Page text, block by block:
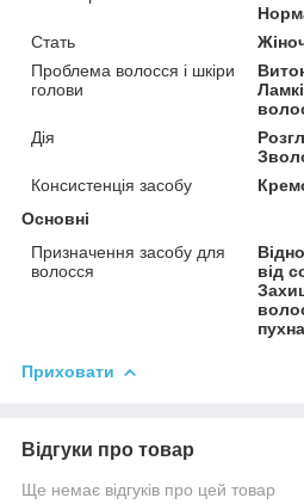
Стать
Проблема волосся і шкіри
голови
Дія
Консистенція засобу
Основні
Призначення засобу для
волосся
від
Приховати
Відгуки про товар
Ще немає відгуків про цей товар